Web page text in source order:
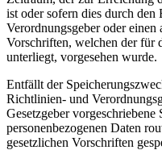
ist oder sofern dies durch
Verordnungsgeber oder einen
Vorschriften, welchen der für
unterliegt, vorgesehen wurde.
Entfällt der
Richtlinien- und
Gesetzgeber
personenbezogenen Daten
gesetzlichen Vorschriften